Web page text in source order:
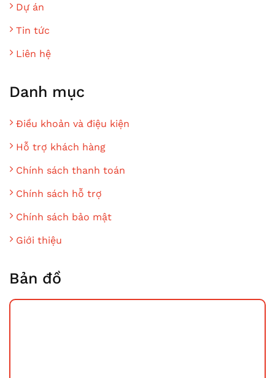
Dự án
Tin tức
Liên hệ
Danh mục
Điều khoản và điệu kiện
Hỗ trợ khách hàng
Chính sách thanh toán
Chính sách hỗ trợ
Chính sách bảo mật
Giới thiệu
Bản đồ